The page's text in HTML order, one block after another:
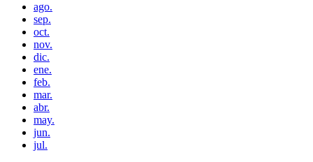
ago.
sep.
oct.
nov.
dic.
ene.
feb.
mar.
abr.
may.
jun.
jul.